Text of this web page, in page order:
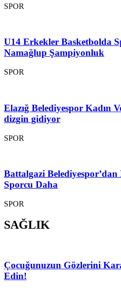
SPOR
U14 Erkekler Basketbolda
Namağlup Şampiyonluk
SPOR
Elazığ Belediyespor Kadın
dizgin gidiyor
SPOR
Battalgazi
Sporcu Daha
SPOR
SAĞLIK
Çocuğunuzun Gözlerini
Edin!